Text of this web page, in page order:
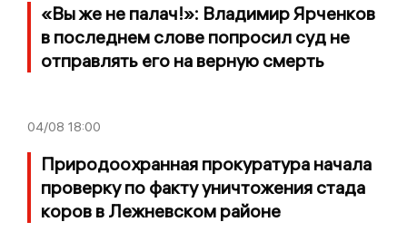
«Вы же не палач!»: Владимир Ярченков
в последнем слове попросил суд не
отправлять его на верную смерть
04/08 18:00
Природоохранная прокуратура начала
проверку по факту уничтожения стада
коров в Лежневском районе